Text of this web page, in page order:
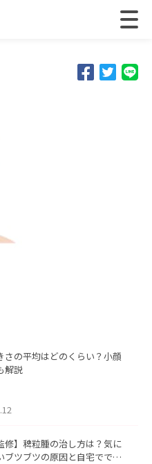
さの平均はどのくらい？小顔
解説
修】稗粒腫の治し方は？気に
ブツブツの原因と自宅ででき